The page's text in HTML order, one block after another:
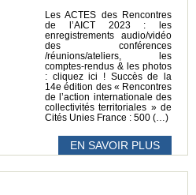
Les ACTES des Rencontres
de l’AICT 2023 : les
enregistrements audio/vidéo
des conférences
/réunions/ateliers, les
comptes-rendus & les photos
: cliquez ici ! Succès de la
14e édition des « Rencontres
de l’action internationale des
collectivités territoriales » de
Cités Unies France : 500 (…)
EN SAVOIR PLUS